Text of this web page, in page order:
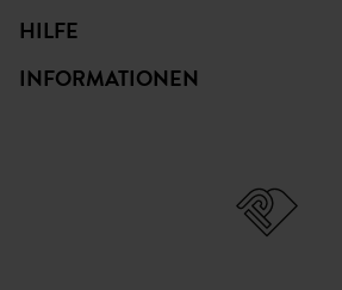
HILFE
INFORMATIONEN